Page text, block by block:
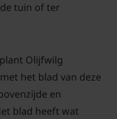
tuin of ter
Olijfwilg
het blad van deze
en
blad heeft wat